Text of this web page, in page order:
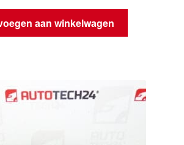
aan winkelwagen